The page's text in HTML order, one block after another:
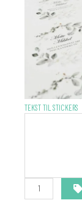
TEKST TIL STICKERS
STICKERS
-